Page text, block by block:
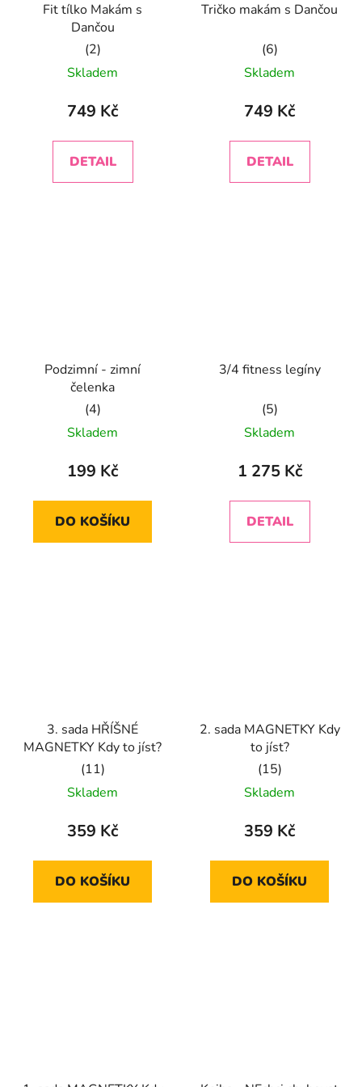
Fit tílko Makám s
Dančou
Průměrné
hodnocení
produktu
5,0
z
Skladem
749 Kč
DETAIL
Tričko makám s Dančou
Průměrné
hodnocení
produktu
5,0
z
Skladem
749 Kč
DETAIL
Podzimní - zimní
čelenka
Průměrné
hodnocení
produktu
5,0
z
Skladem
199 Kč
DO KOŠÍKU
3/4 fitness legíny
Průměrné
hodnocení
produktu
5,0
z
Skladem
1 275 Kč
DETAIL
3. sada HŘÍŠNÉ
MAGNETKY Kdy to jíst?
Průměrné
hodnocení
produktu
5,0
z
Skladem
359 Kč
DO KOŠÍKU
2. sada MAGNETKY Kdy
to jíst?
Průměrné
hodnocení
produktu
5,0
z
Skladem
359 Kč
DO KOŠÍKU